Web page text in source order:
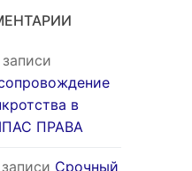
записи
в
ПРАВА
Срочный